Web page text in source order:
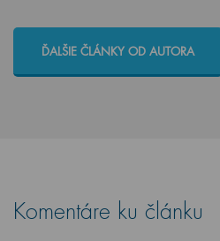
ĎALŠIE ČLÁNKY OD AUTORA
Komentáre ku článku